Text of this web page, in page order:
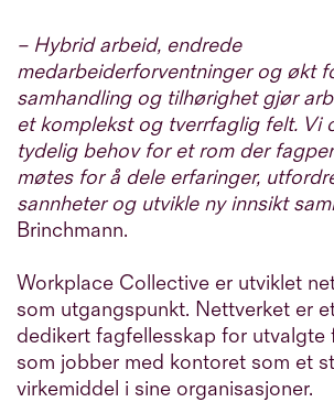
– Hybrid arbeid, endrede
medarbeiderforventninger og økt
samhandling og tilhørighet gjør
et komplekst og tverrfaglig felt. Vi
tydelig behov for et rom der
møtes for å dele erfaringer,
sannheter og utvikle ny innsikt
Brinchmann.
Workplace Collective er utviklet
som utgangspunkt. Nettverket er
dedikert fagfellesskap for utvalgte
som jobber med kontoret som et
virkemiddel i sine organisasjoner.